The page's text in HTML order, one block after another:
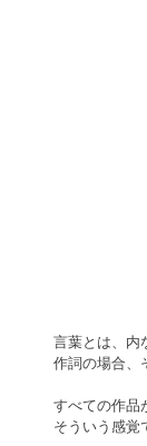
言葉とは、内
作詞の場合、
すべての作品
そういう感覚